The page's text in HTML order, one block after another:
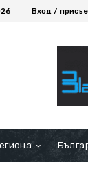
Вход /